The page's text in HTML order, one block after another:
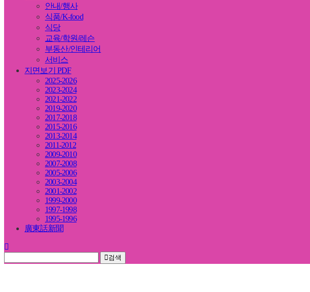
안내/행사
식품/K-food
식당
교육/학원/레슨
부동산/인테리어
서비스
지면보기 PDF
2025-2026
2023-2024
2021-2022
2019-2020
2017-2018
2015-2016
2013-2014
2011-2012
2009-2010
2007-2008
2005-2006
2003-2004
2001-2002
1999-2000
1997-1998
1995-1996
廣東話新聞
검색